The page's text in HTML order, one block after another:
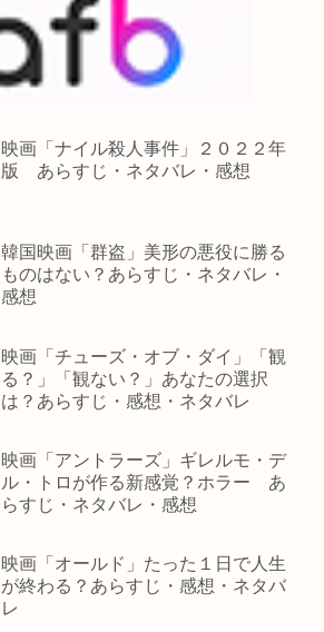
映画「ナイル殺人事件」２０２２年
版 あらすじ・ネタバレ・感想
韓国映画「群盗」美形の悪役に勝る
ものはない？あらすじ・ネタバレ・
感想
映画「チューズ・オブ・ダイ」「観
る？」「観ない？」あなたの選択
は？あらすじ・感想・ネタバレ
映画「アントラーズ」ギレルモ・デ
ル・トロが作る新感覚？ホラー あ
らすじ・ネタバレ・感想
映画「オールド」たった１日で人生
が終わる？あらすじ・感想・ネタバ
レ